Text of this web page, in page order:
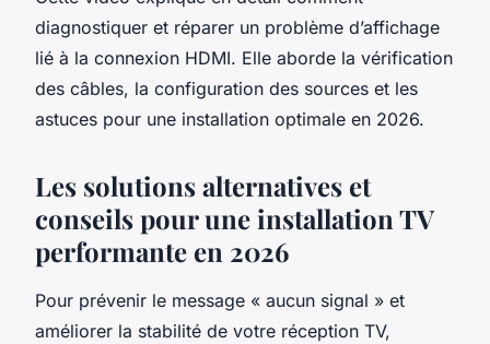
diagnostiquer et réparer un problème d’affichage
lié à la connexion HDMI. Elle aborde la vérification
des câbles, la configuration des sources et les
astuces pour une installation optimale en 2026.
Les solutions alternatives et
conseils pour une installation TV
performante en 2026
Pour prévenir le message « aucun signal » et
améliorer la stabilité de votre réception TV,